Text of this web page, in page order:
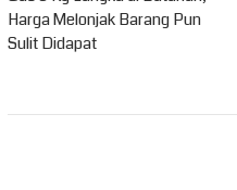
Harga Melonjak Barang Pun
Sulit Didapat